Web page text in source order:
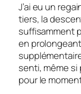
J’ai eu un
tiers, la
suffisamment
en
senti, même
pour le